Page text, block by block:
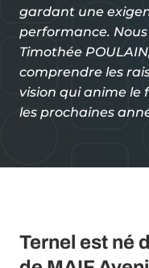
gardant une
performance.
Timothée
comprendre les
vision qui anime le
les prochaines
Ternel est né